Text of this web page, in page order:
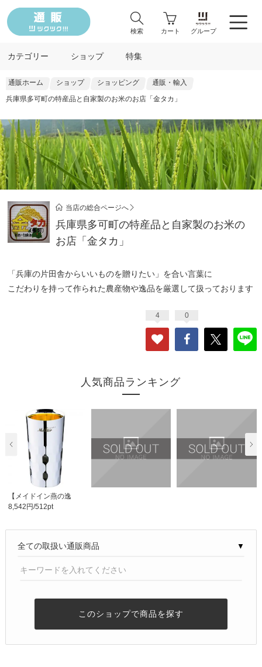
検索 カート グループ
カテゴリー ショップ 特集
通販ホーム ショップ ショッピング
通販・輸入
兵庫県多可町の特産品と自家製のお米のお店「金タカ」
当店の総合ページへ
兵庫県多可町の特産品と自家製のお米の
お店「金タカ」
「兵庫の片田舎からいいものを贈りたい」を合い言葉に
こだわりを持って作られた農産物や逸品を厳選して扱っております
4 0
人気商品ランキング
【メイドイン燕の逸
品】Migaki Meister ..
8,542円/512pt
▼
このショップで商品を探す